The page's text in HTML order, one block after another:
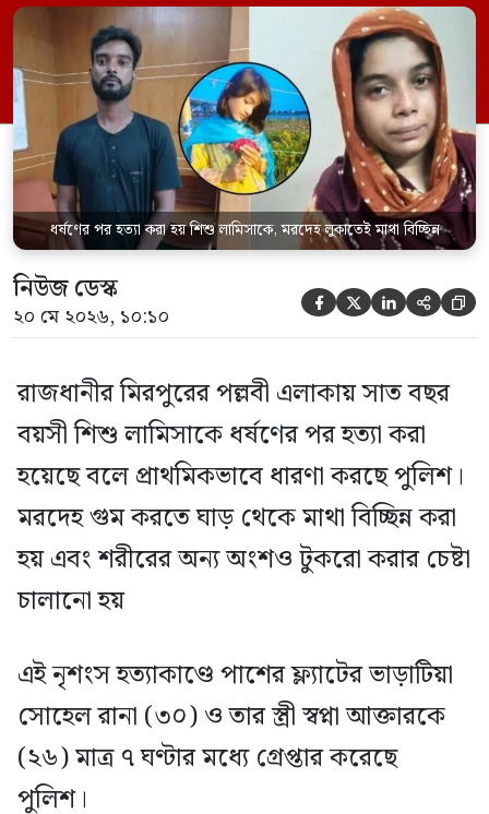
চালানো হয় এই নৃশংস হত্যাকাণ্ডে পাশের ফ্ল্যাটের
ভাড়াটিয়া সোহেল রানা (৩০) ও তার স্ত্রী স্বপ্না
আক্তারকে (২৬) মাত্র ৭ ঘণ্টার […]
ধর্ষণের পর হত্যা করা হয় শিশু লামিসাকে, মরদেহ লুকাতেই মাথা বিচ্ছিন্ন
নিউজ ডেস্ক
২০ মে ২০২৬, ১০:১০     
রাজধানীর মিরপুরের পল্লবী এলাকায় সাত বছর
বয়সী শিশু লামিসাকে ধর্ষণের পর হত্যা করা
হয়েছে বলে প্রাথমিকভাবে ধারণা করছে পুলিশ।
মরদেহ গুম করতে ঘাড় থেকে মাথা বিচ্ছিন্ন করা
হয় এবং শরীরের অন্য অংশও টুকরো করার চেষ্টা
চালানো হয়
এই নৃশংস হত্যাকাণ্ডে পাশের ফ্ল্যাটের ভাড়াটিয়া
সোহেল রানা (৩০) ও তার স্ত্রী স্বপ্না আক্তারকে
(২৬) মাত্র ৭ ঘণ্টার মধ্যে গ্রেপ্তার করেছে
পুলিশ।